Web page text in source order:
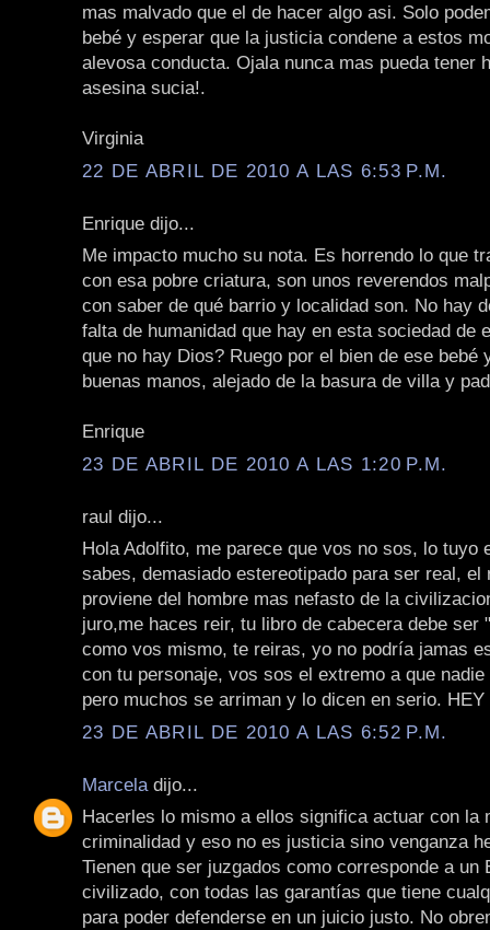
mas malvado que el de hacer algo asi. Solo
bebé y esperar que la justicia condene a estos
alevosa conducta. Ojala nunca mas pueda tener
asesina sucia!.
Virginia
22 DE ABRIL DE 2010 A LAS 6:53 P.M.
Enrique dijo...
Me impacto mucho su nota. Es horrendo lo que
con esa pobre criatura, son unos reverendos
con saber de qué barrio y localidad son. No hay
falta de humanidad que hay en esta sociedad de
que no hay Dios? Ruego por el bien de ese bebé
buenas manos, alejado de la basura de villa y
Enrique
23 DE ABRIL DE 2010 A LAS 1:20 P.M.
raul dijo...
Hola Adolfito, me parece que vos no sos, lo tuyo
sabes, demasiado estereotipado para ser real, el
proviene del hombre mas nefasto de la
juro,me haces reir, tu libro de cabecera debe ser
como vos mismo, te reiras, yo no podría jamas
con tu personaje, vos sos el extremo a que nadie
pero muchos se arriman y lo dicen en serio. HEY
23 DE ABRIL DE 2010 A LAS 6:52 P.M.
Marcela dijo...
Hacerles lo mismo a ellos significa actuar con la
criminalidad y eso no es justicia sino venganza
Tienen que ser juzgados como corresponde a un
civilizado, con todas las garantías que tiene
para poder defenderse en un juicio justo. No